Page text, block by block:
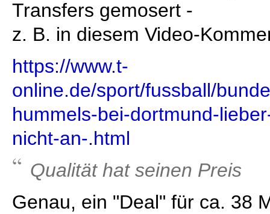
Transfers gemosert -
z. B. in diesem Video-
https://www.t-
online.de/sport/fussball/
hummels-bei-dortmund-
nicht-an-.html
Qualität hat seinen Preis
Genau, ein "Deal" für ca. 38